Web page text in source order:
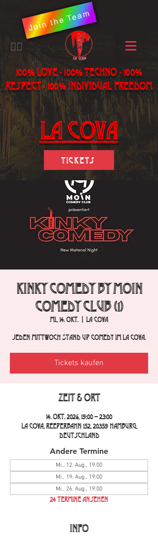
Join the Team
​🏳️‍🌈
100% LOVE - 100% Techno - 100%
Respect - 100% individual freedom
LA Cova
Tickets
Kinky Comedy by Moin
Comedy Club (1)
Mi., 14. Okt.
  |
La Cova
Jeden Mittwoch Stand Up Comedy im La Cova.
Tickets kaufen
Zeit & Ort
14. Okt. 2026, 19:00 – 23:00
La Cova, Reeperbahn 152, 20359 Hamburg,
Deutschland
Andere Termine
Mi., 12. Aug., 19:00
Mi., 19. Aug., 19:00
Mi., 26. Aug., 19:00
24 Termine ansehen
INFO